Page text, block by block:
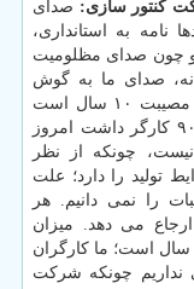
كنتور سازی: صدای
به استانداری،
و چون صدای مظلومیت
صدای ما به گوش
مسئولان قضایی و اجرایی كشور برسد. این مصیبت ۱۰ سال است
گریبان گیر كارگران است. كارخانه ای كه ۹۰۰ كارگر داشت امروز
نیست، چونكه از نظر
تولید را دارد؛ علت
را نمی دانیم. هر
می دهد. میزان
كار كارگران این شركت ۱۵ سال تا ۲۷ سال است؛ ما كارگران
نداریم چونكه شركت